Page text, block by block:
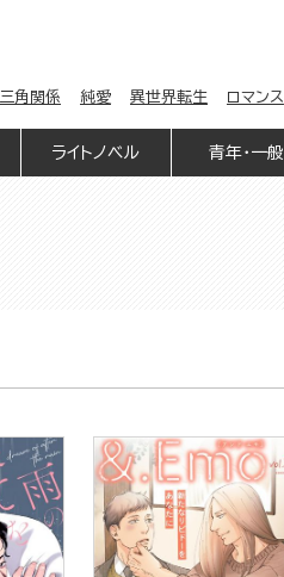
三角関係 純愛 異世界転生 ロマンス
ライトノベル 青年・一般